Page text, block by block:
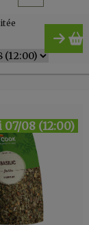
08 (12:00)